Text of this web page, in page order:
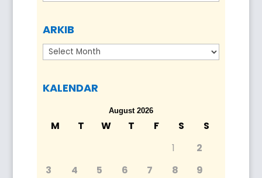
ARKIB
Arkib
KALENDAR
August 2026
M T W T F S
S
1
2
3
4 5 6 7 8 9